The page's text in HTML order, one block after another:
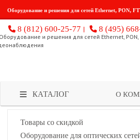
Оборудование и решения для сетей Ethernet, PON,
8 (812) 600-25-77 8 (495)
КАТАЛОГ О
Товары со скидкой
Оборудование для оптических